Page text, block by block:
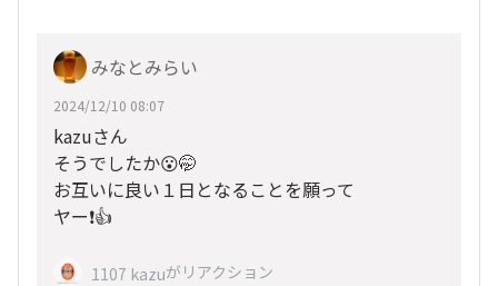
みなとみらい
2024/12/10 08:07
kazuさん
そうでしたか😮🤭
お互いに良い１日となることを願って
ヤー❗👍
1107 kazuがリアクション